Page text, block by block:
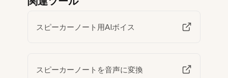
スピーカーノート用AIボイス
スピーカーノートを音声に変換